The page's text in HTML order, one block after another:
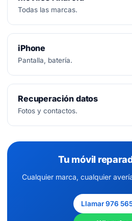
Todas las marcas.
iPhone
Pantalla, batería.
Recuperación datos
Fotos y contactos.
Tu móvil
Cualquier marca, cualquier
Llamar 976